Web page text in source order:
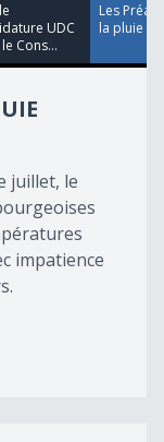
UDC
Cons...
Les
la pluie
juillet, le
impatience